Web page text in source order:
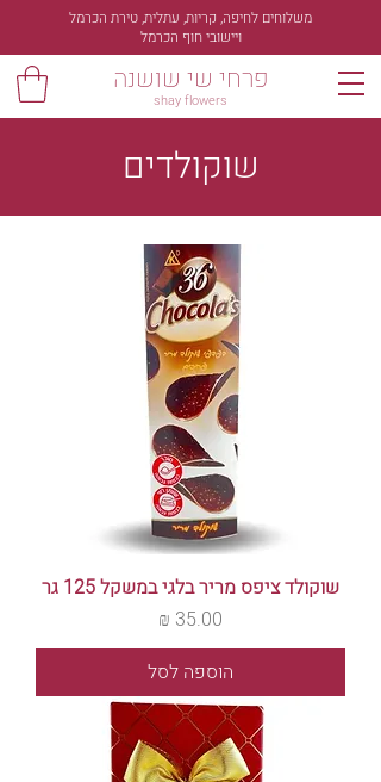
פרחי שי שושנה
shay flowers
משלוחים לחיפה, קריות, עתלית, טירת הכרמל
ויישובי חוף הכרמל
שוקולדים
שוקולד ציפס מריר בלגי במשקל 125 גר
מחיר
הוספה לסל